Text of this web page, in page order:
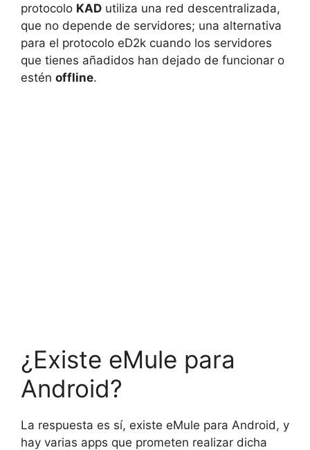
protocolo KAD utiliza una red descentralizada,
que no depende de servidores; una alternativa
para el protocolo eD2k cuando los servidores
que tienes añadidos han dejado de funcionar o
estén offline.
¿Existe eMule para
Android?
La respuesta es sí, existe eMule para Android, y
hay varias apps que prometen realizar dicha